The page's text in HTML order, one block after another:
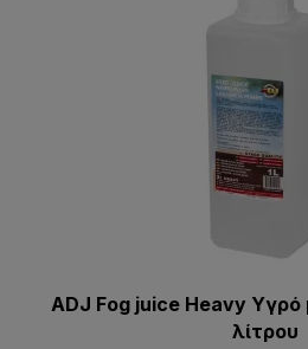
ADJ Fog juice Heavy Υγρό
λίτρου